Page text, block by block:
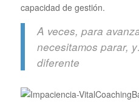
capacidad de gestión.
A veces, para
necesitamos parar,
diferente